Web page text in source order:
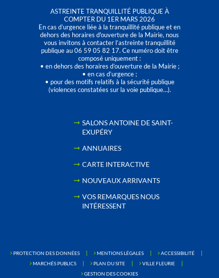
ASTREINTE TRANQUILLITÉ PUBLIQUE À
COMPTER DU 1ER MARS 2026
En cas d’urgence liée à la tranquillité publique et en
dehors des horaires d'ouverture de la Mairie, nous
vous invitons à contacter l’astreinte tranquillité
publique au 06 59 05 82 17. Ce numéro doit être
composé uniquement :
• en dehors des horaires d’ouverture de la Mairie ;
• en cas d’urgence ;
• pour des motifs relatifs à la sécurité publique
(violences constatées sur la voie publique…).
SALONS ANTOINE DE SAINT-
EXUPÉRY
ANNUAIRES
CARTE INTERACTIVE
NOUVEAUX ARRIVANTS
VOS REMARQUES NOUS
INTÉRESSENT
PROTECTION DES DONNÉES MENTIONS LÉGALES
ACCESSIBILITÉ
MARCHÉS PUBLICS
PLAN DU SITE
VILLE FLEURIE
GESTION DES COOKIES